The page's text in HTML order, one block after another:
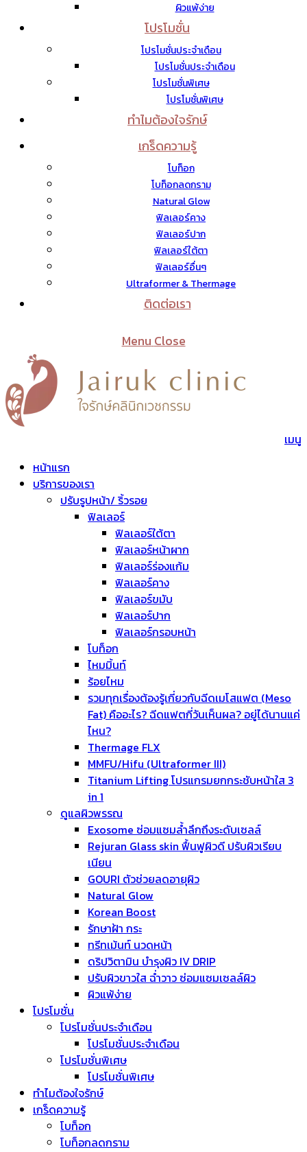
ผิวแพ้ง่าย
โปรโมชั่น
โปรโมชั่นประจำเดือน
โปรโมชั่นประจำเดือน
โปรโมชั่นพิเศษ
โปรโมชั่นพิเศษ
ทำไมต้องใจรักษ์
เกร็ดความรู้
โบท็อก
โบท็อกลดกราม
Natural Glow
ฟิลเลอร์คาง
ฟิลเลอร์ปาก
ฟิลเลอร์ใต้ตา
ฟิลเลอร์อื่นๆ
Ultraformer & Thermage
ติดต่อเรา
Menu Close
เมนู
หน้าแรก
บริการของเรา
ปรับรูปหน้า/ ริ้วรอย
ฟิลเลอร์
ฟิลเลอร์ใต้ตา
ฟิลเลอร์หน้าผาก
ฟิลเลอร์ร่องแก้ม
ฟิลเลอร์คาง
ฟิลเลอร์ขมับ
ฟิลเลอร์ปาก
ฟิลเลอร์กรอบหน้า
โบท็อก
ไหมมิ้นท์
ร้อยไหม
รวมทุกเรื่องต้องรู้เกี่ยวกับฉีดเมโสแฟต (Meso
Fat) คืออะไร? ฉีดแฟตกี่วันเห็นผล? อยู่ได้นานแค่
ไหน?
Thermage FLX
MMFU/Hifu (Ultraformer III)
Titanium Lifting โปรแกรมยกกระชับหน้าใส 3
in 1
ดูแลผิวพรรณ
Exosome ซ่อมแซมล้ำลึกถึงระดับเซลล์
Rejuran Glass skin ฟื้นฟูผิวดี ปรับผิวเรียบ
เนียน
GOURI ตัวช่วยลดอายุผิว
Natural Glow
Korean Boost
รักษาฝ้า กระ
ทรีทเม้นท์ นวดหน้า
ดริปวิตามิน บำรุงผิว IV DRIP
ปรับผิวขาวใส ฉ่ำวาว ซ่อมแซมเซลล์ผิว
ผิวแพ้ง่าย
โปรโมชั่น
โปรโมชั่นประจำเดือน
โปรโมชั่นประจำเดือน
โปรโมชั่นพิเศษ
โปรโมชั่นพิเศษ
ทำไมต้องใจรักษ์
เกร็ดความรู้
โบท็อก
โบท็อกลดกราม